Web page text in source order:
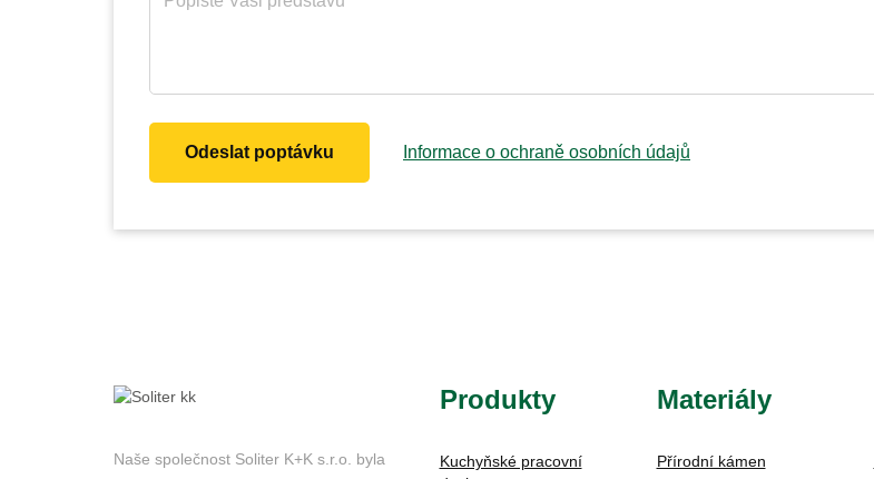
Odeslat poptávku Informace o ochraně osobních údajů
Naše společnost Soliter K+K s.r.o. byla
Produkty
Kuchyňské pracovní
Materiály
Přírodní kámen